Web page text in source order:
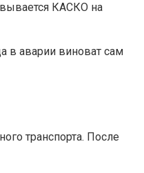
КАСКО на
в аварии виноват сам
транспорта. После